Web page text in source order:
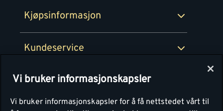
Kjøpsinformasjon
Kundeservice
Montér
Personvern
Vi bruker informasjonskapsler
Vi bruker informasjonskapsler for å få nettstedet vårt til